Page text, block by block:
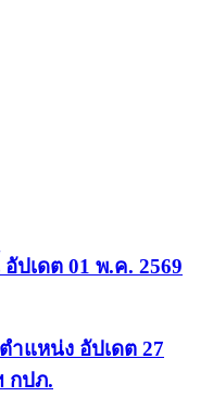
ปเดต 01 พ.ค. 2569
ำแหน่ง อัปเดต 27
กปภ.